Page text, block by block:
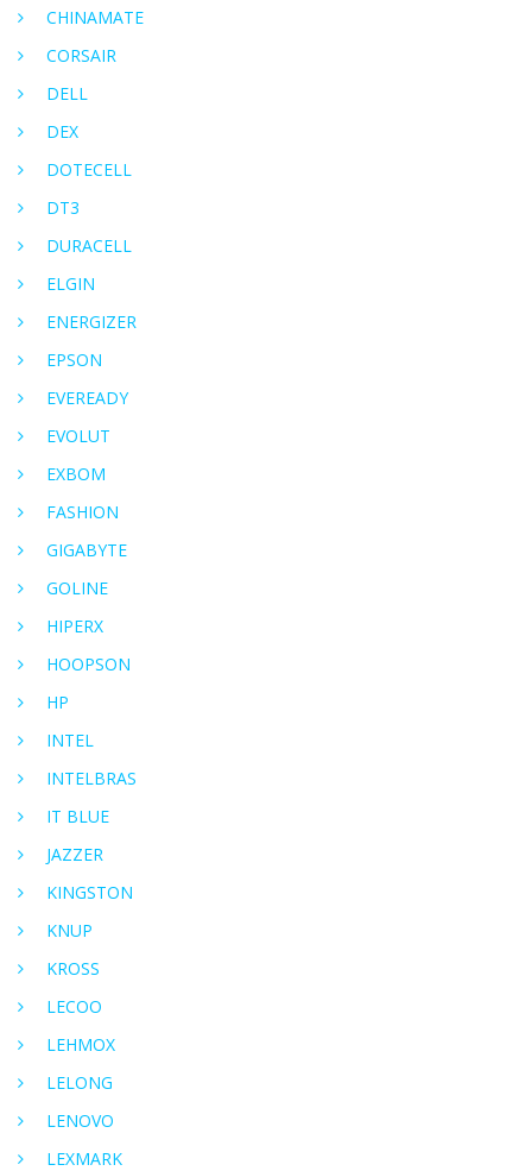
CHINAMATE
CORSAIR
DELL
DEX
DOTECELL
DT3
DURACELL
ELGIN
ENERGIZER
EPSON
EVEREADY
EVOLUT
EXBOM
FASHION
GIGABYTE
GOLINE
HIPERX
HOOPSON
HP
INTEL
INTELBRAS
IT BLUE
JAZZER
KINGSTON
KNUP
KROSS
LECOO
LEHMOX
LELONG
LENOVO
LEXMARK